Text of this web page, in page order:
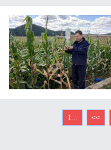
1... <<